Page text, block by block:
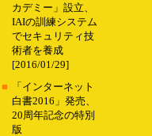
カデミー」設立、
IAIの訓練システム
でセキュリティ技
術者を養成
[2016/01/29]
■
「インターネット
白書2016」発売、
20周年記念の特別
版